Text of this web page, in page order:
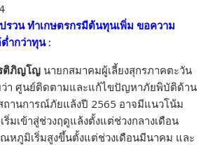
p
y
Li
n
k
ar
e
รวน ทำเกษตรกรมีต้นทุนเพิ่ม ขอความ
ำกว่าทุน :
ติภิญโญ นายกสมาคมผู้เลี้ยงสุกรภาคตะวัน
ยว่า ศูนย์ติดตามและแก้ไขปัญหาภัยพิบัติด้าน
ถานการณ์ภัยแล้งปี 2565 อาจมีแนวโน้ม
มเข้าสู่ช่วงฤดูแล้งตั้งแต่ช่วงกลางเดือน
หภูมิเริ่มสูงขึ้นตั้งแต่ช่วงเดือนมีนาคม และ